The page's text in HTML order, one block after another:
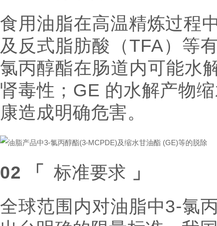
食用油脂在高温精炼过程
及反式脂肪酸 （TFA）等
氯丙醇酯在肠道内可能水
肾毒性；GE 的水解产物
康造成明确危害。
02 「 标准要求
」
全球范围内对油脂中3-氯